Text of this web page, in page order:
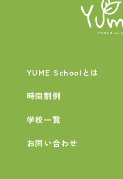
YUME Schoolとは
時間割例
学校一覧
お問い合わせ